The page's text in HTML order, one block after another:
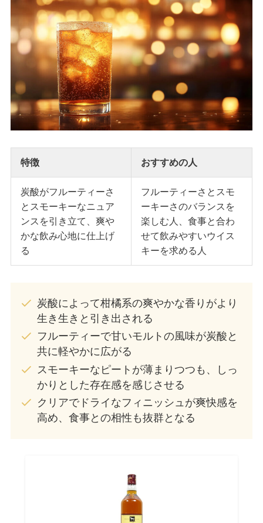
特徴 おすすめの人
炭酸がフルーティーさ
とスモーキーなニュア
ンスを引き立て、爽や
かな飲み心地に仕上げ
る
フルーティーさとスモ
ーキーさのバランスを
楽しむ人、食事と合わ
せて飲みやすいウイス
キーを求める人
炭酸によって柑橘系の爽やかな香りがより
生き生きと引き出される
フルーティーで甘いモルトの風味が炭酸と
共に軽やかに広がる
スモーキーなピートが薄まりつつも、しっ
かりとした存在感を感じさせる
クリアでドライなフィニッシュが爽快感を
高め、食事との相性も抜群となる